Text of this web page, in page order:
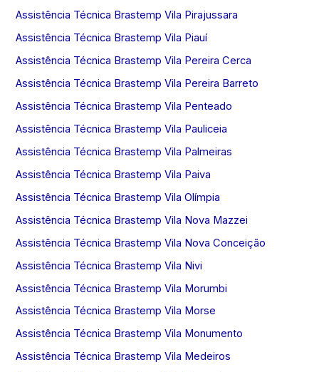
Assistência Técnica Brastemp Vila Pirajussara
Assistência Técnica Brastemp Vila Piauí
Assistência Técnica Brastemp Vila Pereira Cerca
Assistência Técnica Brastemp Vila Pereira Barreto
Assistência Técnica Brastemp Vila Penteado
Assistência Técnica Brastemp Vila Pauliceia
Assistência Técnica Brastemp Vila Palmeiras
Assistência Técnica Brastemp Vila Paiva
Assistência Técnica Brastemp Vila Olímpia
Assistência Técnica Brastemp Vila Nova Mazzei
Assistência Técnica Brastemp Vila Nova Conceição
Assistência Técnica Brastemp Vila Nivi
Assistência Técnica Brastemp Vila Morumbi
Assistência Técnica Brastemp Vila Morse
Assistência Técnica Brastemp Vila Monumento
Assistência Técnica Brastemp Vila Medeiros